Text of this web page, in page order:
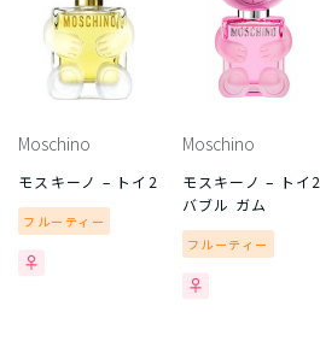
Moschino
モスキーノ – トイ2
フルーティー
Moschino
モスキーノ – トイ2
バブル ガム
フルーティー